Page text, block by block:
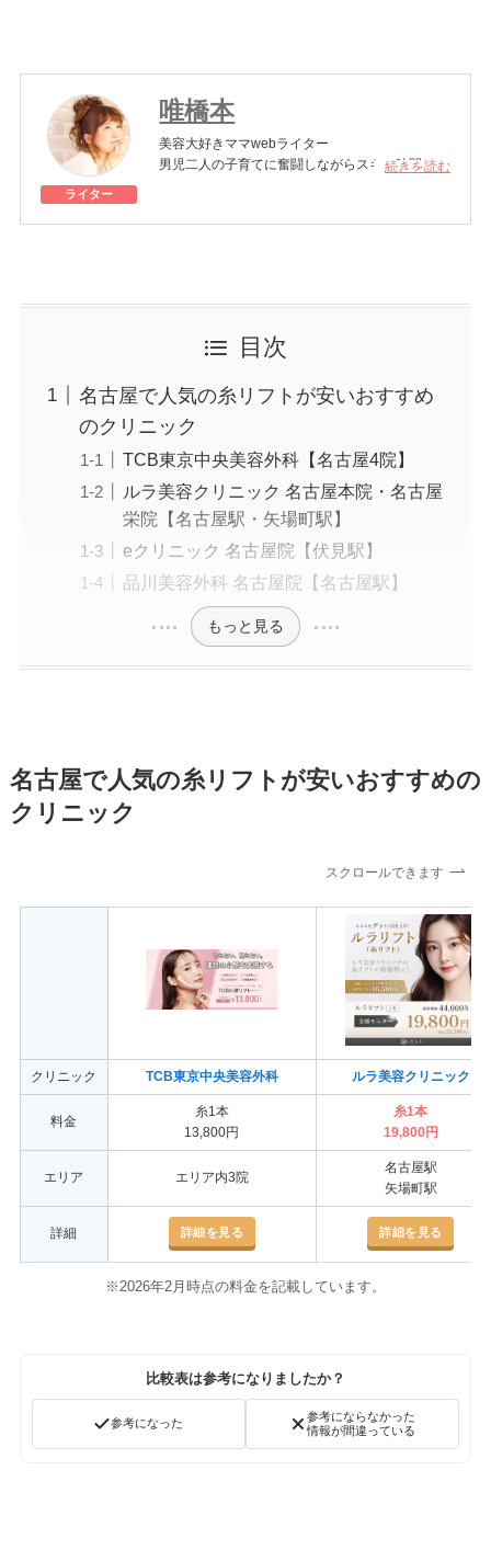
ライター
唯橋本
美容大好きママwebライター
男児二人の子育てに奮闘しながらスキマ時間でキ
医療の素晴らしさを伝えていきます。
続きを読む
目次
名古屋で人気の糸リフトが安いおすすめ
のクリニック
TCB東京中央美容外科【名古屋4院】
ルラ美容クリニック 名古屋本院・名古屋
栄院【名古屋駅・矢場町駅】
eクリニック 名古屋院【伏見駅】
品川美容外科 名古屋院【名古屋駅】
もっと見る
名古屋で人気の糸リフトが安いおすすめの
クリニック
スクロールできます
クリニック TCB東京中央美容外科 ルラ美容クリニック
料金
糸1本
13,800円
糸1本
19,800円
エリア エリア内3院
名古屋駅
矢場町駅
詳細 詳細を見る 詳細を見る
※2026年2月時点の料金を記載しています。
比較表は参考になりましたか？
参考になった
参考にならなかった
情報が間違っている